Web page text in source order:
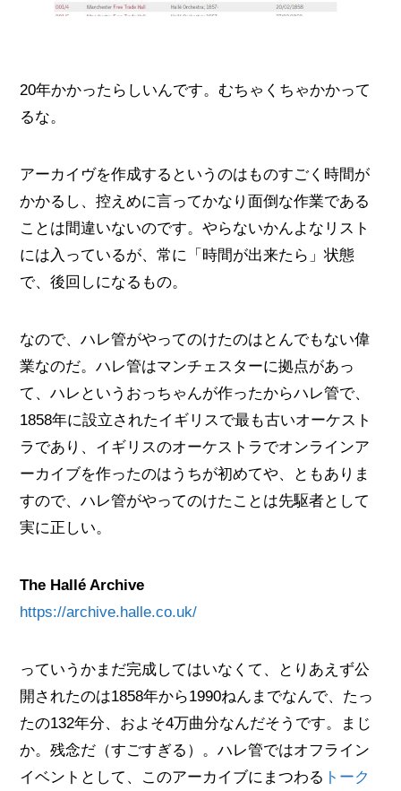
20年かかったらしいんです。むちゃくちゃかかって
るな。
アーカイヴを作成するというのはものすごく時間が
かかるし、控えめに言ってかなり面倒な作業である
ことは間違いないのです。やらないかんよなリスト
には入っているが、常に「時間が出来たら」状態
で、後回しになるもの。
なので、ハレ管がやってのけたのはとんでもない偉
業なのだ。ハレ管はマンチェスターに拠点があっ
て、ハレというおっちゃんが作ったからハレ管で、
1858年に設立されたイギリスで最も古いオーケスト
ラであり、イギリスのオーケストラでオンラインア
ーカイブを作ったのはうちが初めてや、ともありま
すので、ハレ管がやってのけたことは先駆者として
実に正しい。
The Hallé Archive
https://archive.halle.co.uk/
っていうかまだ完成してはいなくて、とりあえず公
開されたのは1858年から1990ねんまでなんで、たっ
たの132年分、およそ4万曲分なんだそうです。まじ
か。残念だ（すごすぎる）。ハレ管ではオフライン
イベントとして、このアーカイブにまつわる トーク